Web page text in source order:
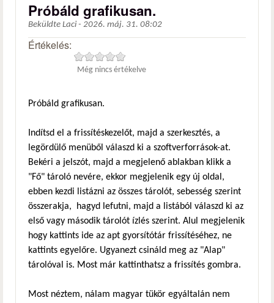
Próbáld grafikusan.
Beküldte Laci - 2026. máj. 31. 08:02
Értékelés:
Még nincs értékelve
Próbáld grafikusan.
Indítsd el a frissítéskezelőt, majd a szerkesztés, a
legördülő menüből válaszd ki a szoftverforrások-at.
Bekéri a jelszót, majd a megjelenő ablakban klikk a
"Fő" tároló nevére, ekkor megjelenik egy új oldal,
ebben kezdi listázni az összes tárolót, sebesség szerint
összerakja, hagyd lefutni, majd a listából válaszd ki az
első vagy második tárolót ízlés szerint. Alul megjelenik
hogy kattints ide az apt gyorsítótár frissítéséhez, ne
kattints egyelőre. Ugyanezt csináld meg az "Alap"
tárolóval is. Most már kattinthatsz a frissítés gombra.
Most néztem, nálam magyar tükör egyáltalán nem